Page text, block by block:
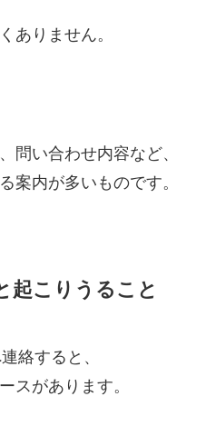
ありません。
問い合わせ内容など、
案内が多いものです。
起こりうること
絡すると、
スがあります。